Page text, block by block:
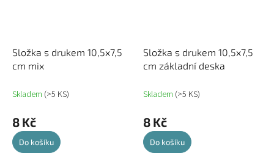
Složka s drukem 10,5x7,5
cm mix
Skladem (>5 KS)
8 Kč
Do košíku
Složka s drukem 10,5x7,5
cm základní deska
Skladem (>5 KS)
8 Kč
Do košíku